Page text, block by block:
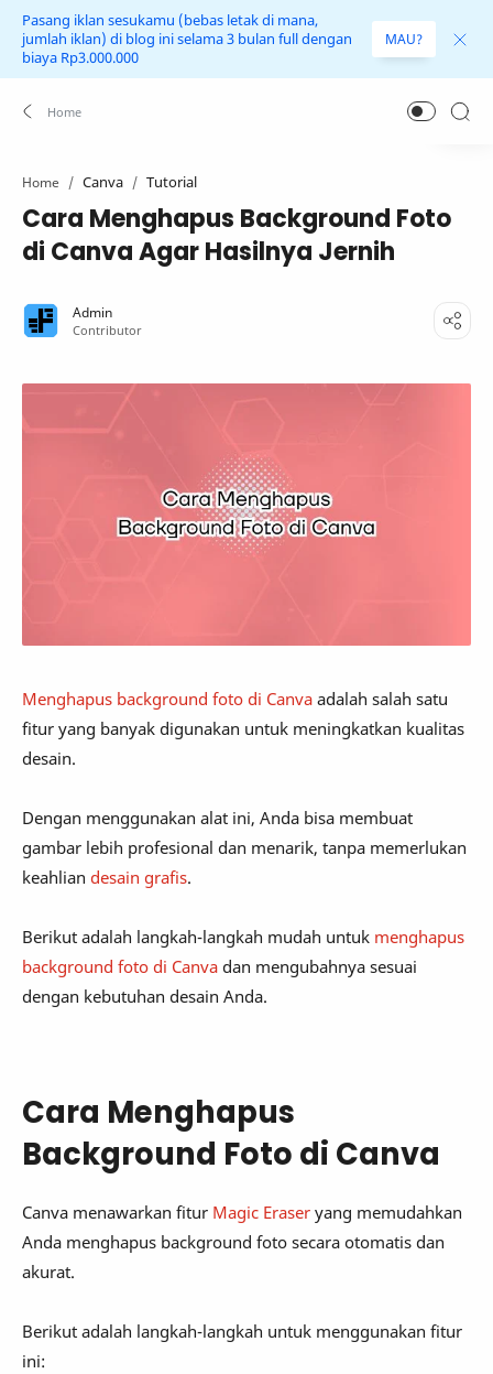
Pasang iklan sesukamu (bebas letak di mana,
jumlah iklan) di blog ini selama 3 bulan full dengan
biaya Rp3.000.000
MAU?
Home Canva Tutorial
Cara Menghapus Background Foto
di Canva Agar Hasilnya Jernih
Menghapus background foto di Canva adalah salah satu
fitur yang banyak digunakan untuk meningkatkan kualitas
desain.
Dengan menggunakan alat ini, Anda bisa membuat
gambar lebih profesional dan menarik, tanpa memerlukan
keahlian desain grafis.
Berikut adalah langkah-langkah mudah untuk menghapus
background foto di Canva dan mengubahnya sesuai
dengan kebutuhan desain Anda.
Cara Menghapus
Background Foto di Canva
Canva menawarkan fitur Magic Eraser yang memudahkan
Anda menghapus background foto secara otomatis dan
akurat.
Berikut adalah langkah-langkah untuk menggunakan fitur
ini: